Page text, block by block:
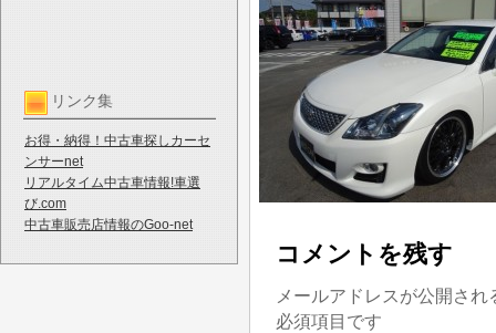
リンク集
お得・納得！中古車探しカーセ
ンサーnet
リアルタイム中古車情報!車選
び.com
中古車販売店情報のGoo-net
コメントを残す
メールアドレスが公開さ
必須項目です